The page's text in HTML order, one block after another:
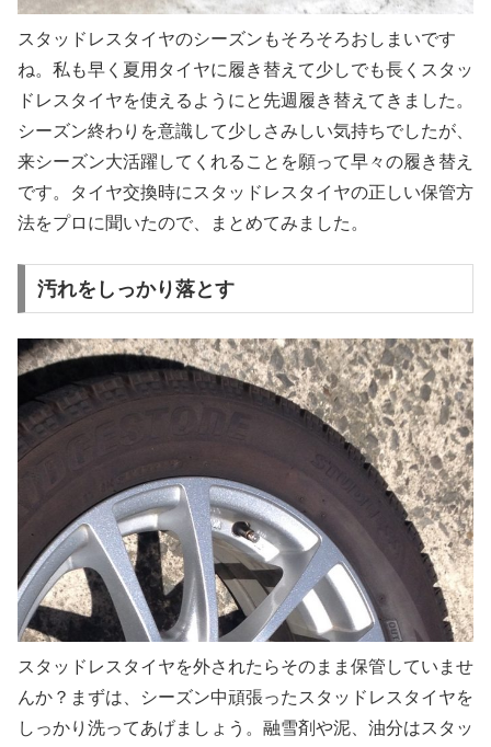
スタッドレスタイヤのシーズンもそろそろおしまいです
ね。私も早く夏用タイヤに履き替えて少しでも長くスタッ
ドレスタイヤを使えるようにと先週履き替えてきました。
シーズン終わりを意識して少しさみしい気持ちでしたが、
来シーズン大活躍してくれることを願って早々の履き替え
です。タイヤ交換時にスタッドレスタイヤの正しい保管方
法をプロに聞いたので、まとめてみました。
汚れをしっかり落とす
スタッドレスタイヤを外されたらそのまま保管していませ
んか？まずは、シーズン中頑張ったスタッドレスタイヤを
しっかり洗ってあげましょう。融雪剤や泥、油分はスタッ